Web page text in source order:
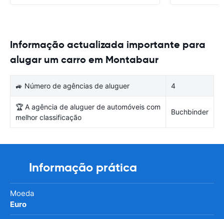
Informação actualizada importante para
alugar um carro em Montabaur
🚙 Número de agências de aluguer 4
🏆 A agência de aluguer de automóveis com
melhor classificação
Buchbinder
Informação prática
Moeda
Euro